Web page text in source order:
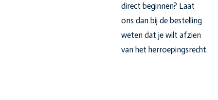
direct beginnen? Laat
ons dan bij de bestelling
weten dat je wilt afzien
van het herroepingsrecht.